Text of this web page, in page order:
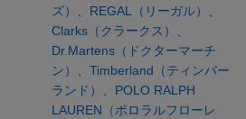
ズ）
REGAL（リーガル）
Clarks（クラークス）、
Dr.Martens（ドクターマーチ
ン）、 Timberland（ティンバー
ランド）、 POLO RALPH
LAUREN（ポロラルフローレ